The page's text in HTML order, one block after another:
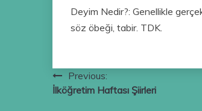
Deyim Nedir?: Genellikle
söz öbeği, tabir. TDK.
Yazı
gezinmesi
Previous:
İlköğretim Haftası Şiirleri